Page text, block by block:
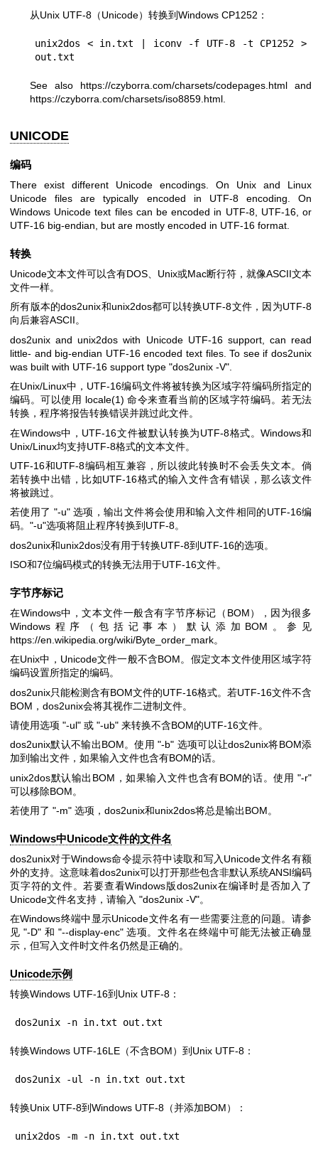
从Unix UTF-8（Unicode）转换到Windows CP1252：
unix2dos < in.txt | iconv -f UTF-8 -t CP1252 >
See also https://czyborra.com/charsets/codepages.html and
https://czyborra.com/charsets/iso8859.html.
UNICODE
编码
There exist different Unicode encodings. On Unix and Linux
Unicode files are typically encoded in UTF-8 encoding. On
Windows Unicode text files can be encoded in UTF-8, UTF-16, or
UTF-16 big-endian, but are mostly encoded in UTF-16 format.
转换
Unicode文本文件可以含有DOS、Unix或Mac断行符，就像ASCII文本
文件一样。
所有版本的dos2unix和unix2dos都可以转换UTF-8文件，因为UTF-8
向后兼容ASCII。
dos2unix and unix2dos with Unicode UTF-16 support, can read
little- and big-endian UTF-16 encoded text files. To see if dos2unix
was built with UTF-16 support type "dos2unix -V"
在Unix/Linux中，UTF-16编码文件将被转换为区域字符编码所指定的
编码。可以使用 locale(1) 命令来查看当前的区域字符编码。若无法
转换，程序将报告转换错误并跳过此文件。
在Windows中，UTF-16文件被默认转换为UTF-8格式。Windows和
Unix/Linux均支持UTF-8格式的文本文件。
UTF-16和UTF-8编码相互兼容，所以彼此转换时不会丢失文本。倘
若转换中出错，比如UTF-16格式的输入文件含有错误，那么该文件
将被跳过。
若使用了 "-u"选项，输出文件将会使用和输入文件相同的UTF-16编
码。 "-u"选项将阻止程序转换到UTF-8。
dos2unix和unix2dos没有用于转换UTF-8到UTF-16的选项。
ISO和7位编码模式的转换无法用于UTF-16文件。
字节序标记
在Windows中，文本文件一般含有字节序标记（BOM），因为很多
Windows程序（包括记事本）默认添加BOM。参见
https://en.wikipedia.org/wiki/Byte_order_mark。
在Unix中，Unicode文件一般不含BOM。假定文本文件使用区域字符
编码设置所指定的编码。
dos2unix只能检测含有BOM文件的UTF-16格式。若UTF-16文件不含
BOM，dos2unix会将其视作二进制文件。
请使用选项 "-ul" 或 "-ub" 来转换不含BOM的UTF-16文件。
dos2unix默认不输出BOM。使用"-b" 选项可以让dos2unix将BOM添
加到输出文件，如果输入文件也含有BOM的话。
unix2dos默认输出BOM，如果输入文件也含有BOM的话。使用 "-r"
可以移除BOM。
若使用了 "-m" 选项，dos2unix和unix2dos将总是输出BOM。
Windows中Unicode文件的文件名
dos2unix对于Windows命令提示符中读取和写入Unicode文件名有额
外的支持。这意味着dos2unix可以打开那些包含非默认系统ANSI编码
页字符的文件。若要查看Windows版dos2unix在编译时是否加入了
Unicode文件名支持，请输入 "dos2unix -V"。
在Windows终端中显示Unicode文件名有一些需要注意的问题。请参
见"-D" 和 "--display-enc"选项。文件名在终端中可能无法被正确显
示，但写入文件时文件名仍然是正确的。
Unicode示例
转换Windows UTF-16到Unix UTF-8：
dos2unix -n in.txt out.txt
转换Windows UTF-16LE（不含BOM）到Unix UTF-8：
dos2unix -ul -n in.txt out.txt
转换Unix UTF-8到Windows UTF-8（并添加BOM）：
unix2dos -m -n in.txt out.txt